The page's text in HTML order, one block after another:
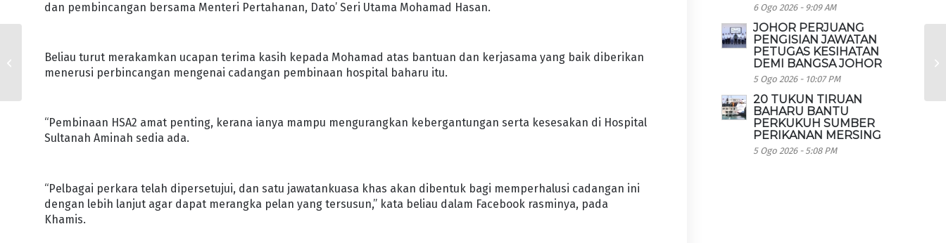
dan pembincangan bersama Menteri Pertahanan, Dato’ Seri Utama Mohamad Hasan.
Beliau turut merakamkan ucapan terima kasih kepada Mohamad atas bantuan dan kerjasama yang baik diberikan
menerusi perbincangan mengenai cadangan pembinaan hospital baharu itu.
“Pembinaan HSA2 amat penting, kerana ianya mampu mengurangkan kebergantungan serta kesesakan di Hospital
Sultanah Aminah sedia ada.
“Pelbagai perkara telah dipersetujui, dan satu jawatankuasa khas akan dibentuk bagi memperhalusi cadangan ini
dengan lebih lanjut agar dapat merangka pelan yang tersusun,” kata beliau dalam Facebook rasminya, pada
Khamis.
6 Ogo 2026 - 9:09 AM
JOHOR PERJUANG
PENGISIAN JAWATAN
PETUGAS KESIHATAN
DEMI BANGSA JOHOR
5 Ogo 2026 - 10:07 PM
20 TUKUN TIRUAN
BAHARU BANTU
PERKUKUH SUMBER
PERIKANAN MERSING
5 Ogo 2026 - 5:08 PM
BAKAL TUBUHKAN
RMMJ DI RENGGAM